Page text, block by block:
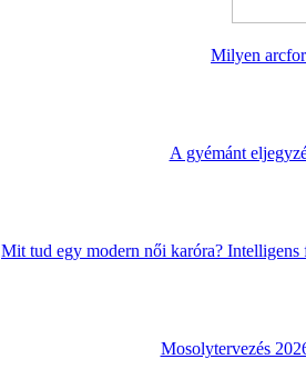
Milyen
A gyémánt
Mit tud egy modern női karóra?
Mosolytervezés